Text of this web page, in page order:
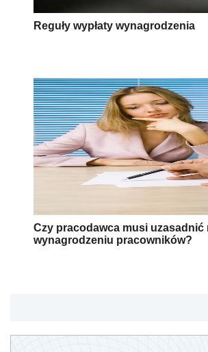
Reguły wypłaty wynagrodzenia
Czy pracodawca musi uzasadnić
wynagrodzeniu pracowników?